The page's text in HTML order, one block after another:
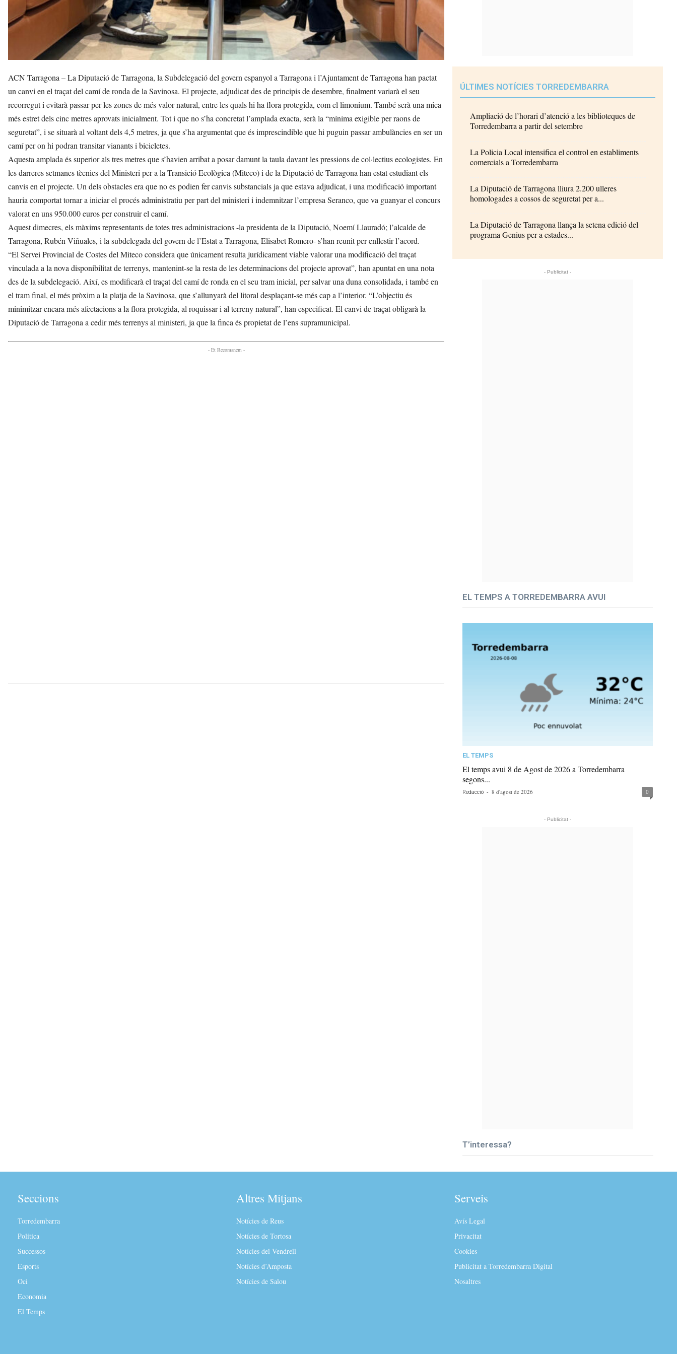
ACN Tarragona – La Diputació de Tarragona, la Subdelegació del govern espanyol a Tarragona i l’Ajuntament de Tarragona han pactat
un canvi en el traçat del camí de ronda de la Savinosa. El projecte, adjudicat des de principis de desembre, finalment variarà el seu
recorregut i evitarà passar per les zones de més valor natural, entre les quals hi ha flora protegida, com el limonium. També serà una mica
més estret dels cinc metres aprovats inicialment. Tot i que no s’ha concretat l’amplada exacta, serà la “mínima exigible per raons de
seguretat”, i se situarà al voltant dels 4,5 metres, ja que s’ha argumentat que és imprescindible que hi puguin passar ambulàncies en ser un
camí per on hi podran transitar vianants i bicicletes.
Aquesta amplada és superior als tres metres que s’havien arribat a posar damunt la taula davant les pressions de col·lectius ecologistes. En
les darreres setmanes tècnics del Ministeri per a la Transició Ecològica (Miteco) i de la Diputació de Tarragona han estat estudiant els
canvis en el projecte. Un dels obstacles era que no es podien fer canvis substancials ja que estava adjudicat, i una modificació important
hauria comportat tornar a iniciar el procés administratiu per part del ministeri i indemnitzar l’empresa Seranco, que va guanyar el concurs
valorat en uns 950.000 euros per construir el camí.
Aquest dimecres, els màxims representants de totes tres administracions -la presidenta de la Diputació, Noemí Llauradó; l’alcalde de
Tarragona, Rubén Viñuales, i la subdelegada del govern de l’Estat a Tarragona, Elisabet Romero- s’han reunit per enllestir l’acord.
“El Servei Provincial de Costes del Miteco considera que únicament resulta jurídicament viable valorar una modificació del traçat
vinculada a la nova disponibilitat de terrenys, mantenint-se la resta de les determinacions del projecte aprovat”, han apuntat en una nota
des de la subdelegació. Així, es modificarà el traçat del camí de ronda en el seu tram inicial, per salvar una duna consolidada, i també en
el tram final, el més pròxim a la platja de la Savinosa, que s’allunyarà del litoral desplaçant-se més cap a l’interior. “L’objectiu és
minimitzar encara més afectacions a la flora protegida, al roquissar i al terreny natural”, han especificat. El canvi de traçat obligarà la
Diputació de Tarragona a cedir més terrenys al ministeri, ja que la finca és propietat de l’ens supramunicipal.
- Et Recomanem -
ÚLTIMES NOTÍCIES TORREDEMBARRA
Ampliació de l’horari d’atenció a les biblioteques de
Torredembarra a partir del setembre
La Policia Local intensifica el control en establiments
comercials a Torredembarra
La Diputació de Tarragona lliura 2.200 ulleres
homologades a cossos de seguretat per a...
La Diputació de Tarragona llança la setena edició del
programa Genius per a estades...
- Publicitat -
EL TEMPS A TORREDEMBARRA AVUI
EL TEMPS
El temps avui 8 de Agost de 2026 a Torredembarra
segons...
Redacció - 8 d'agost de 2026 0
- Publicitat -
T’interessa?
Seccions
Torredembarra
Política
Successos
Esports
Oci
Economia
El Temps
Altres Mitjans
Notícies de Reus
Notícies de Tortosa
Notícies del Vendrell
Notícies d’Amposta
Notícies de Salou
Serveis
Avís Legal
Privacitat
Cookies
Publicitat a Torredembarra Digital
Nosaltres